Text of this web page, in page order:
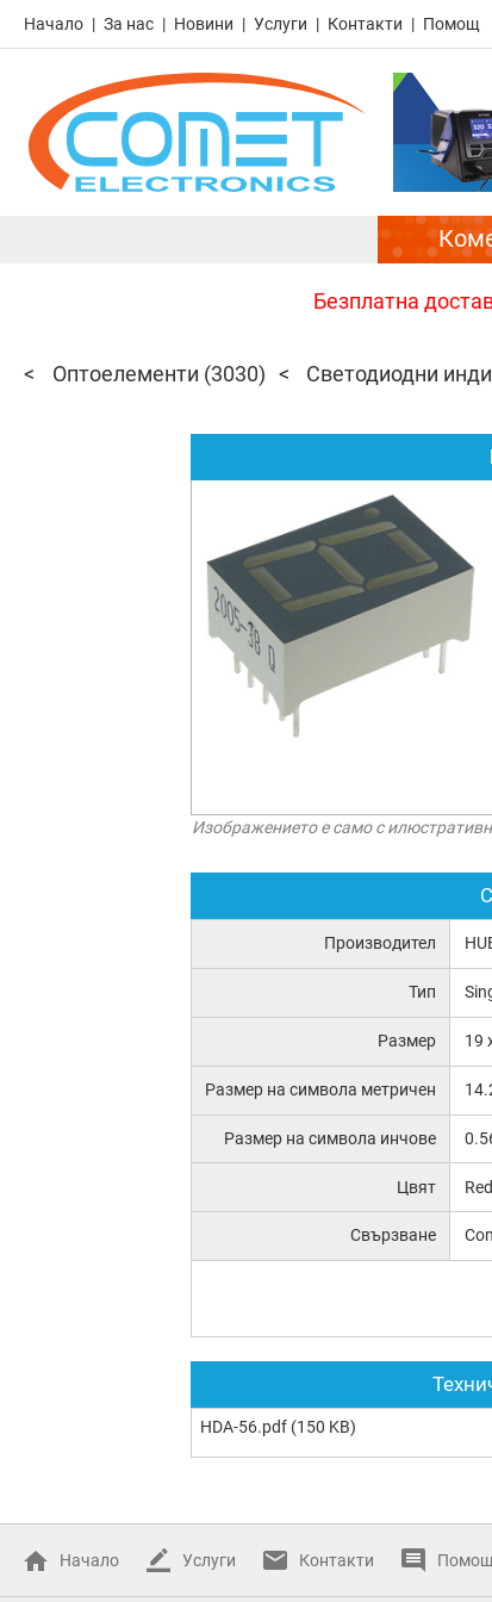
Начало За нас Новини Услуги Контакти Помощ
Безплатна
Оптоелементи (3030) Светодиодни
Изображението е само с
Производител
Тип
Размер 19
Размер на символа метричен
Размер на символа инчове
Цвят Red
Свързване
HDA-56.pdf (150 KB)
Начало Услуги Контакти Помощ